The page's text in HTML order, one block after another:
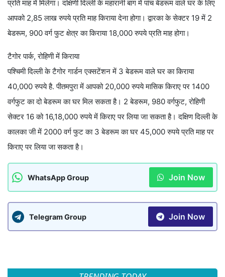
प्रति माह में मिलेगा। दक्षिणी दिल्ली के महारानी बाग में पांच बेडरूम वाले घर के लिए
आपको 2,85 लाख रुपये प्रति माह किराया देना होगा। द्वारका के सेक्टर 19 में 2
बेडरूम, 900 वर्ग फुट क्षेत्र का किराया 18,000 रुपये प्रति माह होगा।
टैगोर पार्क, रोहिणी में किराया
पश्चिमी दिल्ली के टैगोर गार्डन एक्सटेंशन में 3 बेडरूम वाले घर का किराया
40,000 रुपये है. पीतमपुरा में आपको 20,000 रुपये मासिक किराए पर 1400
वर्गफुट का दो बेडरूम का घर मिल सकता है। 2 बेडरूम, 980 वर्गफुट, रोहिणी
सेक्टर 16 को 16,18,000 रुपये में किराए पर लिया जा सकता है। दक्षिण दिल्ली के
कालका जी में 2000 वर्ग फुट का 3 बेडरूम का घर 45,000 रुपये प्रति माह पर
किराए पर लिया जा सकता है।
WhatsApp Group Join Now
Telegram Group Join Now